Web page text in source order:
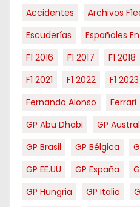
Accidentes Archivos
Escuderías
Españoles En
F1 2016
F1 2017 F1 2018
F1 2021
F1 2022 F1 2023
Fernando Alonso
Ferrari
GP Abu Dhabi
GP
GP Brasil
GP Bélgica
GP EE.UU
GP España
GP Hungria
GP Italia